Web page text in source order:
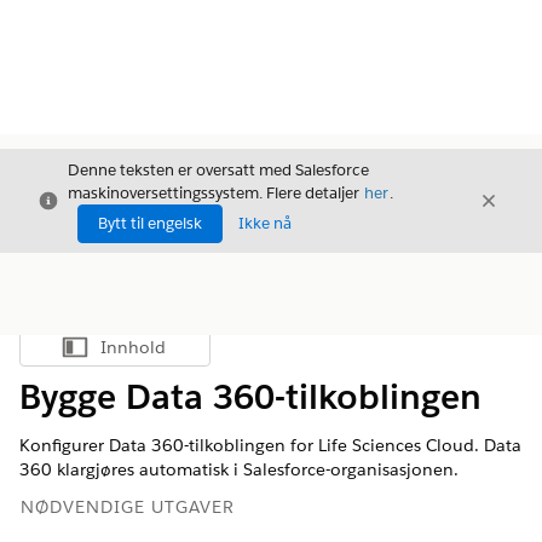
Avslutt
Denne teksten er oversatt med Salesforce
maskinoversettingssystem. Flere detaljer her.
Bytt til engelsk
Ikke nå
Avslutt
Vis innholdsfortegnelse
Innhold
Bygge Data 360-tilkoblingen
Konfigurer Data 360-tilkoblingen for Life Sciences Cloud. Data
360 klargjøres automatisk i Salesforce-organisasjonen.
NØDVENDIGE UTGAVER